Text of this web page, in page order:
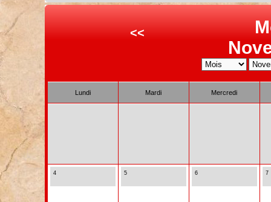
<<
Lundi Mardi Mercredi
4 5 6 7